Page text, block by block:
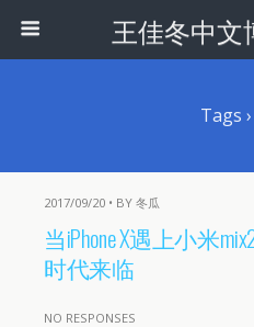
王佳冬中文
Tags
2017/09/20 • BY 冬瓜
当iPhone X遇上小米
时代来临
NO RESPONSES